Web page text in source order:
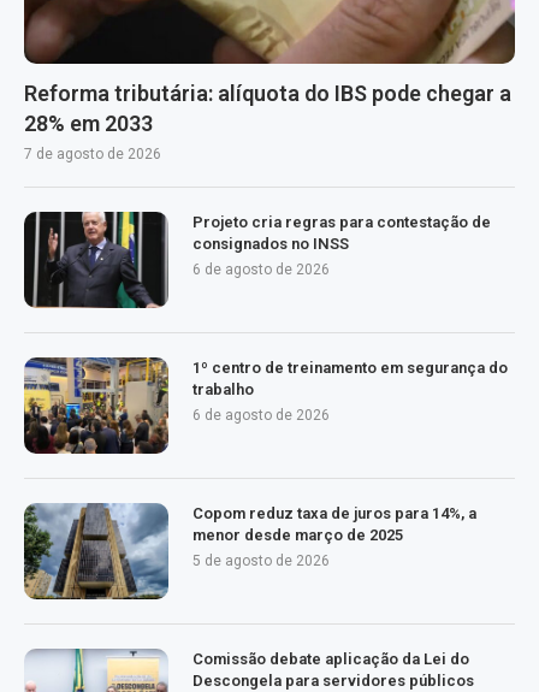
Reforma tributária: alíquota do IBS pode chegar a
28% em 2033
7 de agosto de 2026
Projeto cria regras para contestação de
consignados no INSS
6 de agosto de 2026
1º centro de treinamento em segurança do
trabalho
6 de agosto de 2026
Copom reduz taxa de juros para 14%, a
menor desde março de 2025
5 de agosto de 2026
Comissão debate aplicação da Lei do
Descongela para servidores públicos